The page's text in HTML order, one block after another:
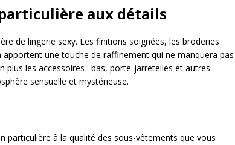
aux détails
de lingerie sexy. Les finitions soignées, les broderies
une touche de raffinement qui ne manquera pas
plus les accessoires : bas, porte-jarretelles et autres
sensuelle et mystérieuse.
particulière à la qualité des sous-vêtements que vous